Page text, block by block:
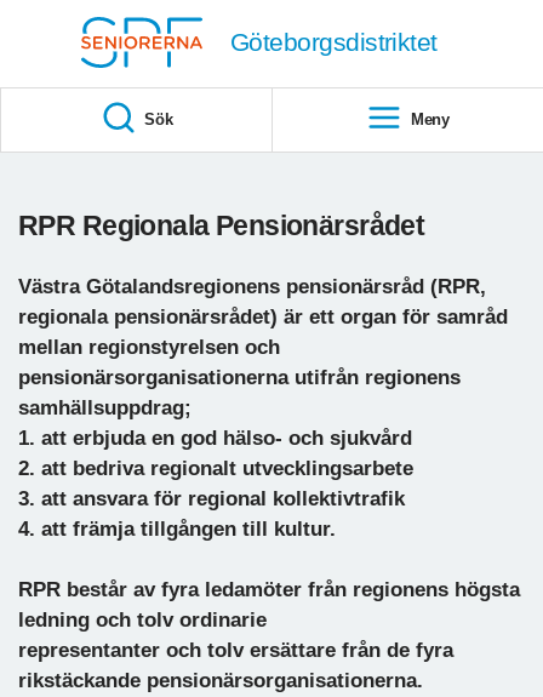
Göteborgsdistriktet
Sök Meny
RPR Regionala Pensionärsrådet
Västra Götalandsregionens pensionärsråd (RPR,
regionala pensionärsrådet) är ett organ för samråd
mellan regionstyrelsen och
pensionärsorganisationerna utifrån regionens
samhällsuppdrag;
1. att erbjuda en god hälso- och sjukvård
2. att bedriva regionalt utvecklingsarbete
3. att ansvara för regional kollektivtrafik
4. att främja tillgången till kultur.
RPR består av fyra ledamöter från regionens högsta
ledning och tolv ordinarie
representanter och tolv ersättare från de fyra
rikstäckande pensionärsorganisationerna.